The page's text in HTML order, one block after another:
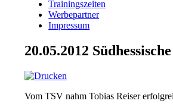
Trainingszeiten
Werbepartner
Impressum
20.05.2012
Vom TSV nahm Tobias Reiser